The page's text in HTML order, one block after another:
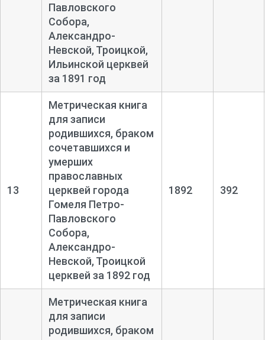
Павловского
Собора,
Александро-
Невской, Троицкой,
Ильинской церквей
за 1891 год
13
Метрическая книга
для записи
родившихся, браком
сочетавшихся и
умерших
православных
церквей города
Гомеля Петро-
Павловского
Собора,
Александро-
Невской, Троицкой
церквей за 1892 год
1892 392
Метрическая книга
для записи
родившихся, браком